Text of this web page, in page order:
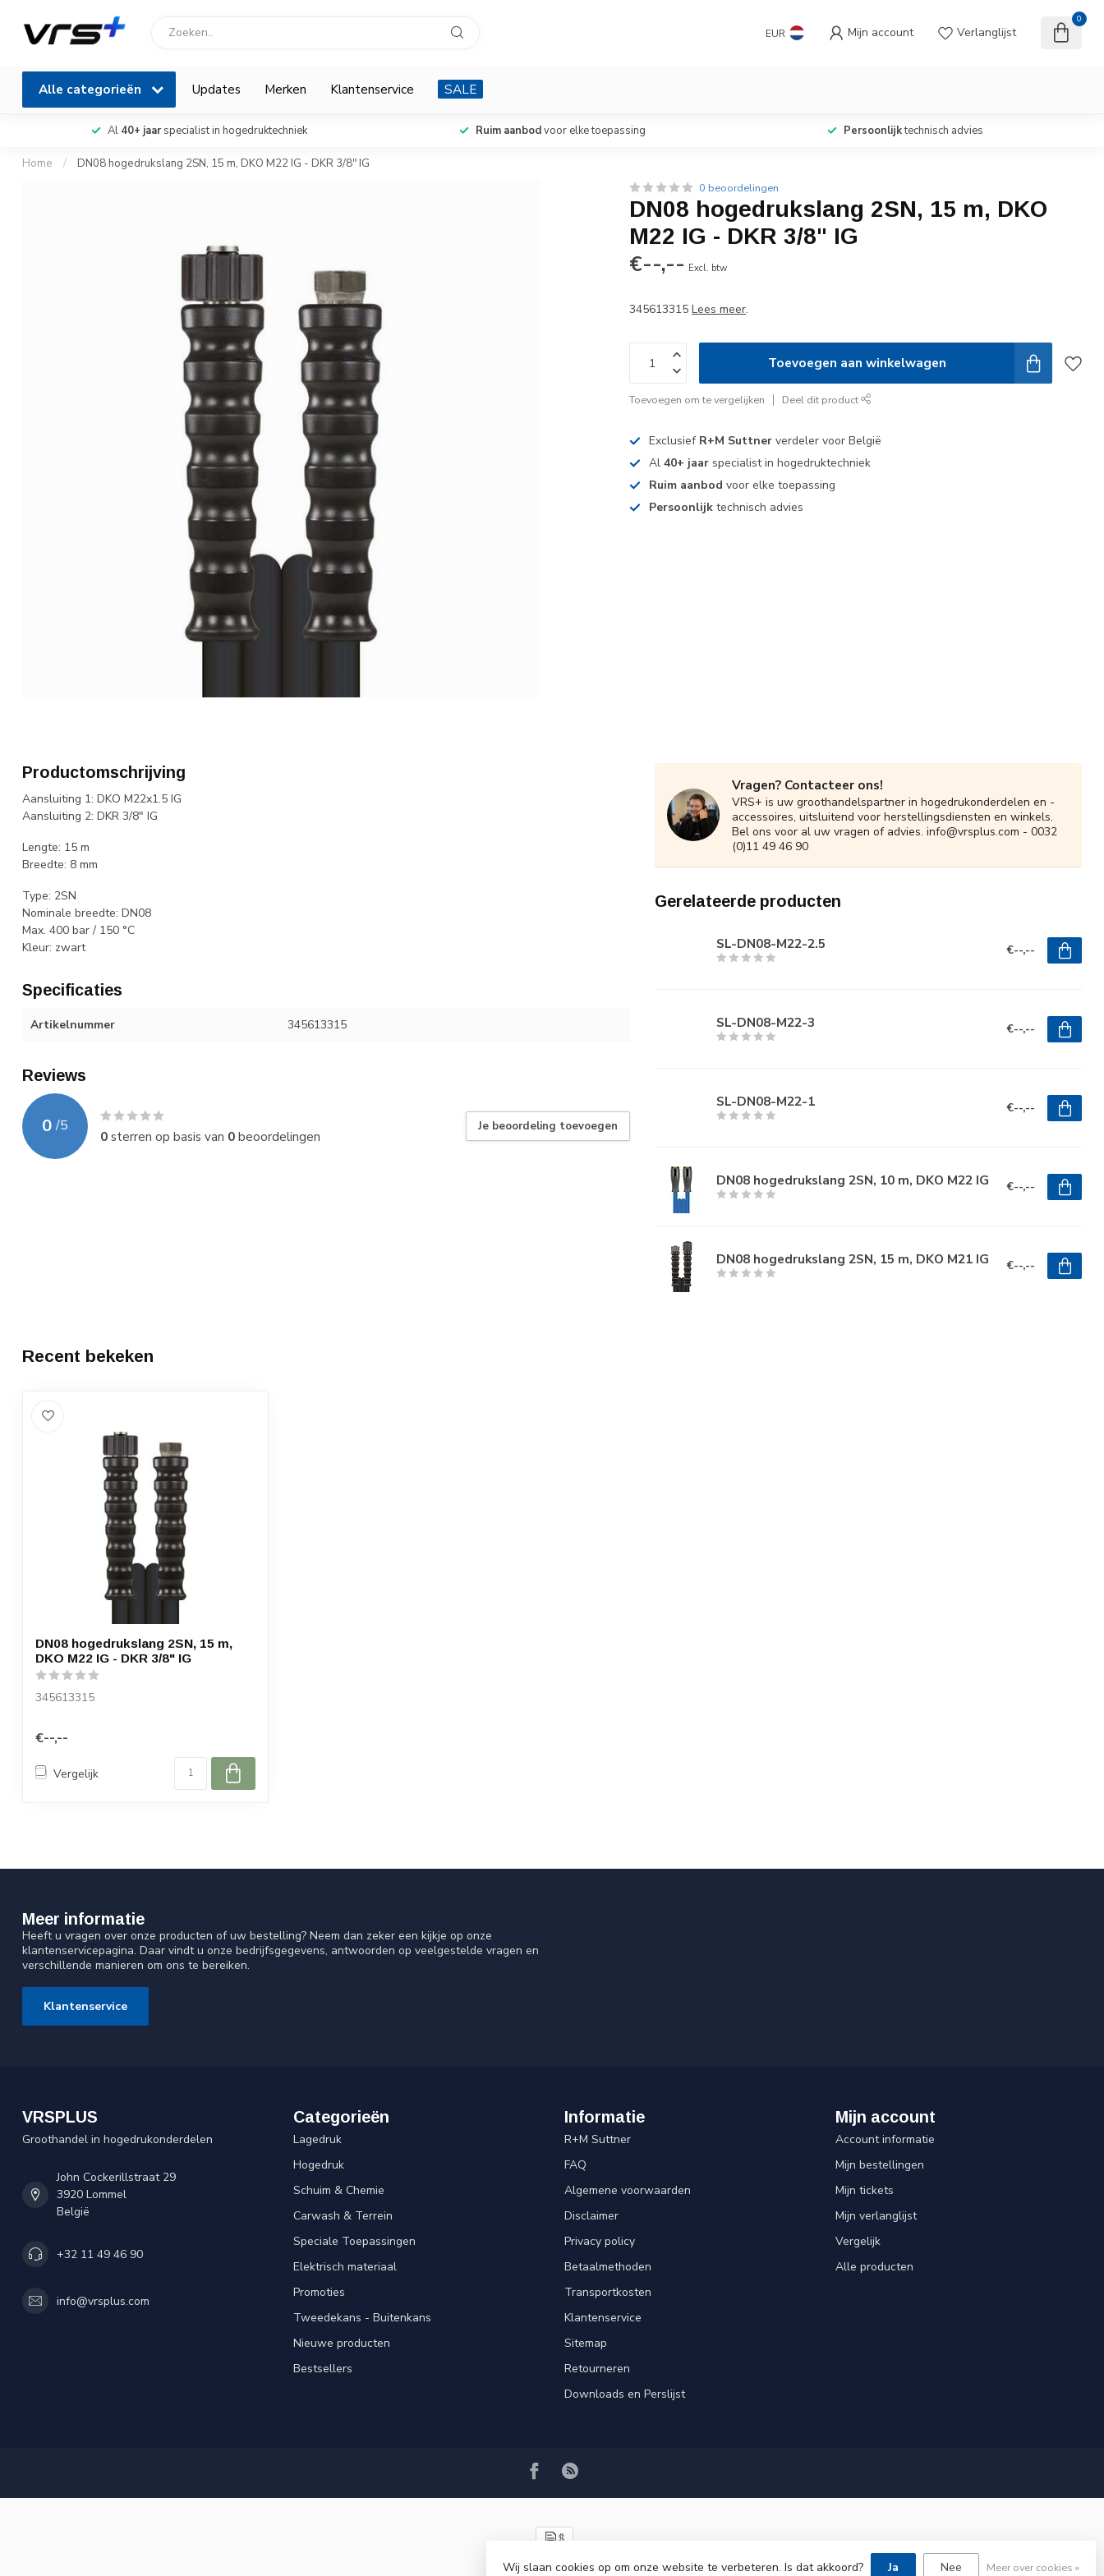
EUR Mijn account Verlanglijst
0
Alle categorieën Updates Merken Klantenservice SALE
Al 40+ jaarspecialist in hogedruktechniek Ruim aanbodvoor elke toepassing Persoonlijktechnisch advies
Home / DN08 hogedrukslang 2SN, 15 m, DKO M22 IG - DKR 3/8" IG
0 beoordelingen
DN08 hogedrukslang 2SN, 15 m, DKO
M22 IG - DKR 3/8" IG
€--,-- Excl. btw
345613315Lees meer.
Toevoegen aan winkelwagen
Toevoegen om te vergelijken Deel dit product
Exclusief R+M Suttner verdeler voor België
Al40+ jaar specialist in hogedruktechniek
Ruim aanbod voor elke toepassing
Persoonlijk technisch advies
Productomschrijving
Aansluiting 1: DKO M22x1.5 IG
Aansluiting 2: DKR 3/8" IG
Lengte: 15 m
Breedte: 8 mm
Type: 2SN
Nominale breedte: DN08
Max. 400 bar / 150 °C
Kleur: zwart
Specificaties
Artikelnummer 345613315
Reviews
0 /5
0sterren op basis van 0beoordelingen
Je beoordeling toevoegen
Vragen? Contacteer ons!
VRS+ is uw groothandelspartner in hogedrukonderdelen en -
accessoires, uitsluitend voor herstellingsdiensten en winkels.
Bel ons voor al uw vragen of advies. info@vrsplus.com - 0032
(0)11 49 46 90
Gerelateerde producten
SL-DN08-M22-2.5 €--,--
SL-DN08-M22-3 €--,--
SL-DN08-M22-1 €--,--
DN08 hogedrukslang 2SN, 10 m, DKO M22 IG €--,--
DN08 hogedrukslang 2SN, 15 m, DKO M21 IG €--,--
Recent bekeken
DN08 hogedrukslang 2SN, 15 m,
DKO M22 IG - DKR 3/8" IG
345613315
€--,--
Vergelijk
Meer informatie
Heeft u vragen over onze producten of uw bestelling? Neem dan zeker een kijkje op onze
klantenservicepagina. Daar vindt u onze bedrijfsgegevens, antwoorden op veelgestelde vragen en
verschillende manieren om ons te bereiken.
Klantenservice
VRSPLUS
Groothandel in hogedrukonderdelen
John Cockerillstraat 29
3920 Lommel
België
+32 11 49 46 90
info@vrsplus.com
Categorieën
Lagedruk
Hogedruk
Schuim & Chemie
Carwash & Terrein
Speciale Toepassingen
Elektrisch materiaal
Promoties
Tweedekans - Buitenkans
Nieuwe producten
Bestsellers
Informatie
R+M Suttner
FAQ
Algemene voorwaarden
Disclaimer
Privacy policy
Betaalmethoden
Transportkosten
Klantenservice
Sitemap
Retourneren
Downloads en Perslijst
Mijn account
Account informatie
Mijn bestellingen
Mijn tickets
Mijn verlanglijst
Vergelijk
Alle producten
© Copyright 2026 VRSPLUS
Wij slaan cookies op om onze website te verbeteren. Is dat akkoord? Ja Nee Meer over cookies »